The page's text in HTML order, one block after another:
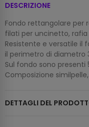
DESCRIZIONE
Fondo rettangolare per
filati per uncinetto, rafia
Resistente e versatile il
il perimetro di diametro
Sul fondo sono presenti
Composizione similpelle,
DETTAGLI DEL